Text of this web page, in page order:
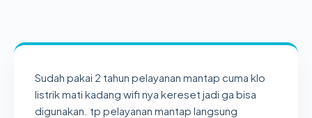
Sudah pakai 2 tahun pelayanan mantap cuma klo
listrik mati kadang wifi nya kereset jadi ga bisa
digunakan. tp pelayanan mantap langsung